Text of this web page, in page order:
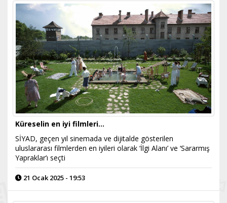
Küreselin en iyi filmleri...
SİYAD, geçen yıl sinemada ve dijitalde gösterilen
uluslararası filmlerden en iyileri olarak ‘İlgi Alanı’ ve ‘Sararmış
Yapraklar’ı seçti
21 Ocak 2025 - 19:53